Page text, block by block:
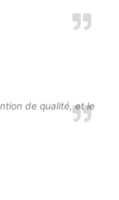
de qualité, et le